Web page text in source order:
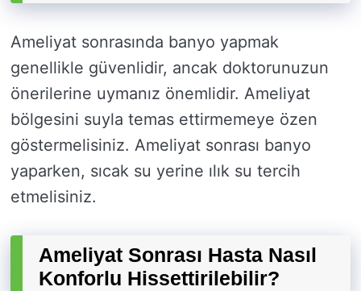
Ameliyat sonrasında banyo yapmak
genellikle güvenlidir, ancak doktorunuzun
önerilerine uymanız önemlidir. Ameliyat
bölgesini suyla temas ettirmemeye özen
göstermelisiniz. Ameliyat sonrası banyo
yaparken, sıcak su yerine ılık su tercih
etmelisiniz.
Ameliyat Sonrası Hasta Nasıl
Konforlu Hissettirilebilir?